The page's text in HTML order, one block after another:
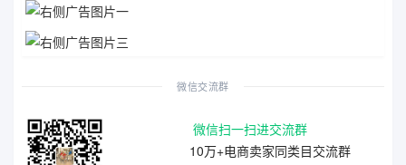
微信交流群
微信扫一扫进交流群
10万+电商卖家同类目交流群